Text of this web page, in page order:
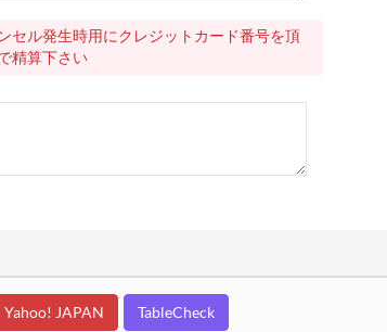
セル発生時用にクレジットカード番号を頂
精算下さい
Yahoo! JAPAN TableCheck